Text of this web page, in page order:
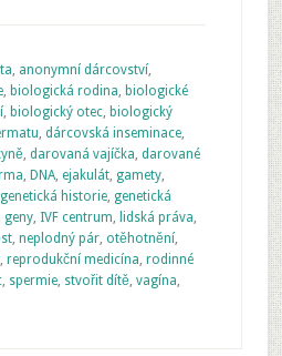
, anonymní dárcovství,
, biologická rodina, biologické
, biologický otec, biologický
, dárcovská inseminace,
, darovaná vajíčka, darované
, DNA, ejakulát, gamety,
genetická historie, genetická
geny, IVF centrum, lidská práva,
, neplodný pár, otěhotnění,
, reprodukční medicína, rodinné
, spermie, stvořit dítě, vagína,